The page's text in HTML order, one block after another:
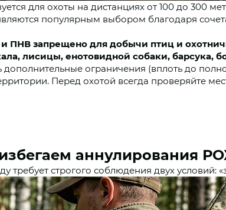
для охоты на дистанциях от 100 до 300
популярным выбором благодаря
и ПНВ запрещено для добычи птиц и
лисицы, енотовидной собаки, барсука,
ограничения (вплоть до
Перед охотой всегда проверяйте
аннулирования
строгого соблюдения двух условий: